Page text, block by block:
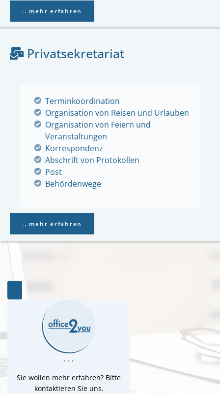
.. mehr erfahren
Privatsekretariat
Terminkoordination
Organisation von Reisen und Urlauben
Organisation von Feiern und
Veranstaltungen
Korrespondenz
Abschrift von Protokollen
Post
Behördenwege
.. mehr erfahren
. . .
Sie wollen mehr erfahren? Bitte
kontaktieren Sie uns.